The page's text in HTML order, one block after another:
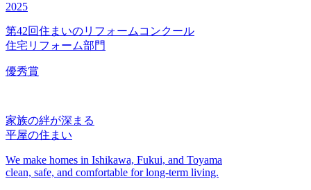
2025
第42回住まいのリフォームコンクール
住宅リフォーム部門
優秀賞
家族の絆が深まる
平屋の住まい
We make homes in Ishikawa, Fukui, and Toyama
clean, safe, and comfortable for long-term living.